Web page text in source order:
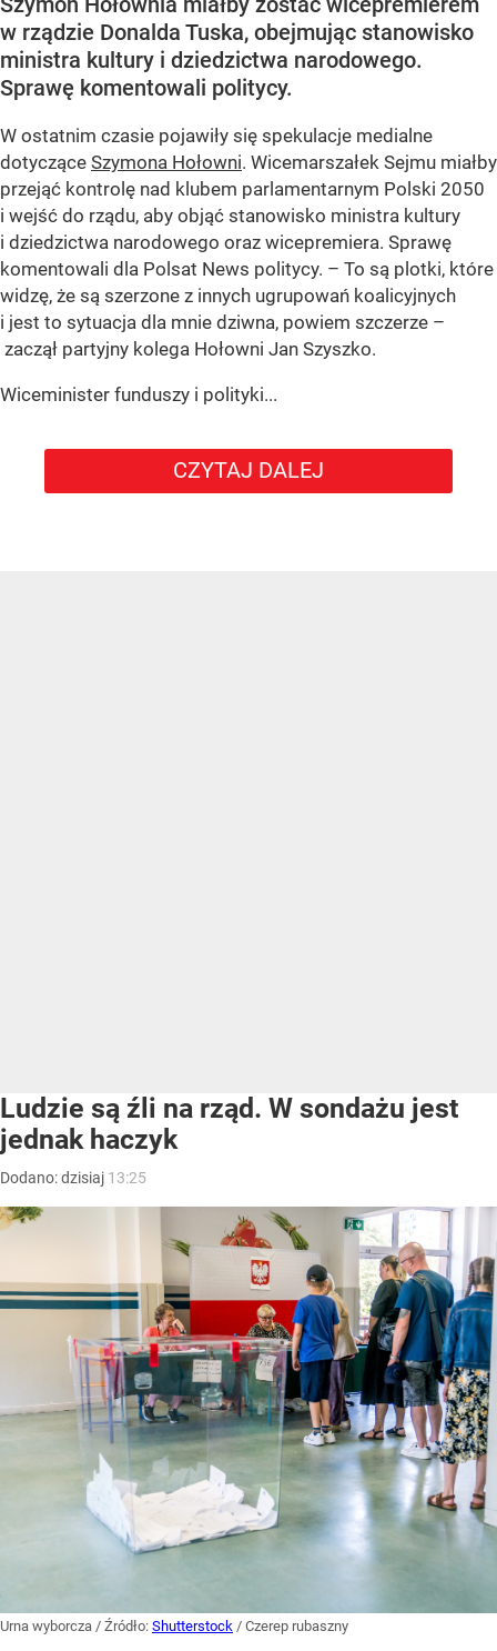
w rządzie Donalda Tuska, obejmując stanowisko
ministra kultury i dziedzictwa narodowego.
Sprawę komentowali politycy.
W ostatnim czasie pojawiły się spekulacje medialne
dotyczące Szymona Hołowni. Wicemarszałek Sejmu miałby
przejąć kontrolę nad klubem parlamentarnym Polski 2050
i wejść do rządu, aby objąć stanowisko ministra kultury
i dziedzictwa narodowego oraz wicepremiera. Sprawę
komentowali dla Polsat News politycy. – To są plotki, które
widzę, że są szerzone z innych ugrupowań koalicyjnych
i jest to sytuacja dla mnie dziwna, powiem szczerze –
zaczął partyjny kolega Hołowni Jan Szyszko.
Wiceminister funduszy i polityki...
CZYTAJ DALEJ
Ludzie są źli na rząd. W sondażu jest
jednak haczyk
Dodano:dzisiaj 13:25
Urna wyborcza / Źródło: Shutterstock / Czerep rubaszny